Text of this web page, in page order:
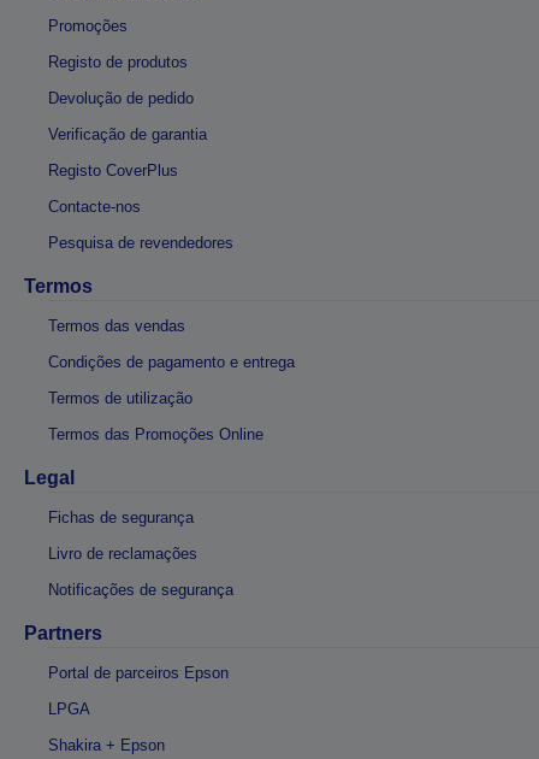
Promoções
Registo de produtos
Devolução de pedido
Verificação de garantia
Registo CoverPlus
Contacte-nos
Pesquisa de revendedores
Termos
Termos das vendas
Condições de pagamento e entrega
Termos de utilização
Termos das Promoções Online
Legal
Fichas de segurança
Livro de reclamações
Notificações de segurança
Partners
Portal de parceiros Epson
LPGA
Shakira + Epson